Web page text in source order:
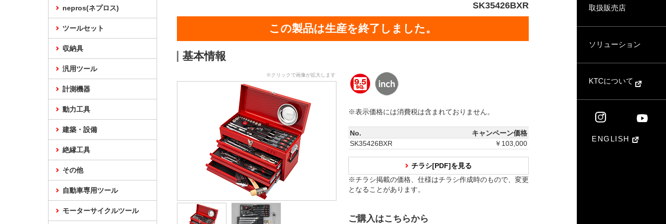
取扱販売店
ソリューション
KTCについて
ENGLISH
SK35426BXR
この製品は生産を終了しました。
基本情報
※クリックで画像が拡大します
※表示価格には消費税は含まれておりません。
No.
キャンペーン価格
SK35426BXR
￥103,000
チラシ[PDF]を見る
※チラシ掲載の価格、仕様はチラシ作成時のもので、変更
となることがあります。
ご購入はこちらから
nepros(ネプロス)
ツールセット
収納具
汎用ツール
計測機器
動力工具
建築・設備
絶縁工具
その他
自動車専用ツール
モーターサイクルツール